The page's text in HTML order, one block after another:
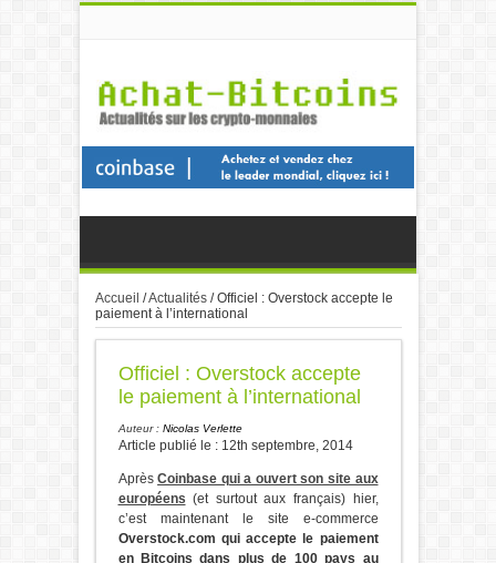
Accueil /Actualités/Officiel : Overstock accepte le
paiement à l’international
Officiel : Overstock accepte
le paiement à l’international
Auteur : Nicolas Verlette
Article publié le : 12th septembre, 2014
AprèsCoinbase qui a ouvert son site aux
européens (et surtout aux français) hier,
c’est maintenant le site e-commerce
Overstock.com qui accepte le paiement
en Bitcoins dans plus de 100 pays au